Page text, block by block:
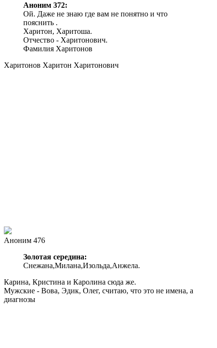
Аноним 372:
Ой. Даже не знаю где вам не понятно и что
пояснить .
Харитон, Харитоша.
Отчество - Харитонович.
Фамилия Харитонов
Харитонов Харитон Харитонович
Аноним 476
Золотая середина:
Снежана,Милана,Изольда,Анжела.
Карина, Кристина и Каролина сюда же.
Мужские - Вова, Эдик, Олег, считаю, что это не имена, а
диагнозы